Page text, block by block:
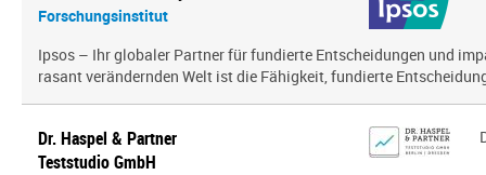
Forschungsinstitut
Ipsos – Ihr globaler Partner für fundierte Entscheidungen und
rasant verändernden Welt ist die Fähigkeit, fundierte
Dr. Haspel & Partner
Teststudio GmbH